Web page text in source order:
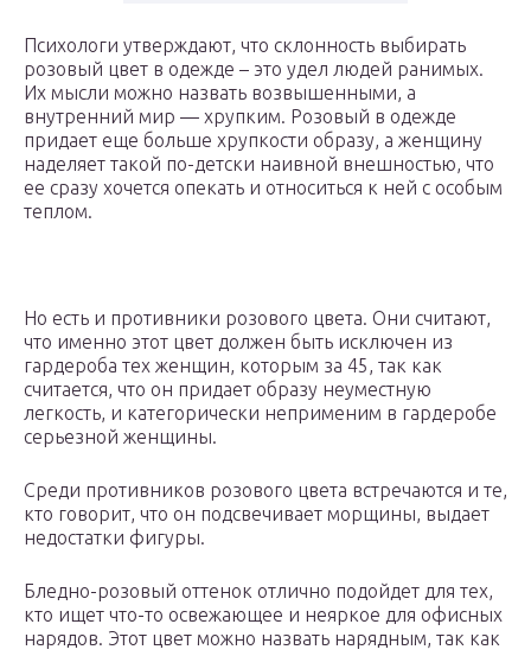
Психологи утверждают, что склонность выбирать
розовый цвет в одежде – это удел людей ранимых.
Их мысли можно назвать возвышенными, а
внутренний мир — хрупким. Розовый в одежде
придает еще больше хрупкости образу, а женщину
наделяет такой по-детски наивной внешностью, что
ее сразу хочется опекать и относиться к ней с особым
теплом.
Но есть и противники розового цвета. Они считают,
что именно этот цвет должен быть исключен из
гардероба тех женщин, которым за 45, так как
считается, что он придает образу неуместную
легкость, и категорически неприменим в гардеробе
серьезной женщины.
Среди противников розового цвета встречаются и те,
кто говорит, что он подсвечивает морщины, выдает
недостатки фигуры.
Бледно-розовый оттенок отлично подойдет для тех,
кто ищет что-то освежающее и неяркое для офисных
нарядов. Этот цвет можно назвать нарядным, так как